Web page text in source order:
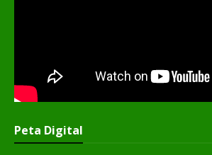
Peta Digital